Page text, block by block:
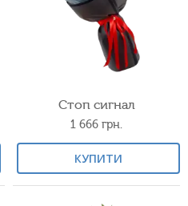
Стоп сигнал
1 666 грн.
КУПИТИ